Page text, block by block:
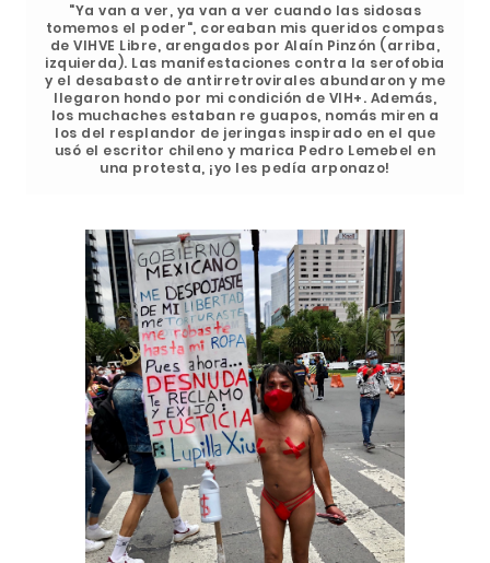
"Ya van a ver, ya van a ver cuando las sidosas
tomemos el poder", coreaban mis queridos compas
de VIHVE Libre, arengados por Alaín Pinzón (arriba,
izquierda). Las manifestaciones contra la serofobia
y el desabasto de antirretrovirales abundaron y me
llegaron hondo por mi condición de VIH+. Además,
los muchaches estaban re guapos, nomás miren a
los del resplandor de jeringas inspirado en el que
usó el escritor chileno y marica Pedro Lemebel en
una protesta, ¡yo les pedía arponazo!